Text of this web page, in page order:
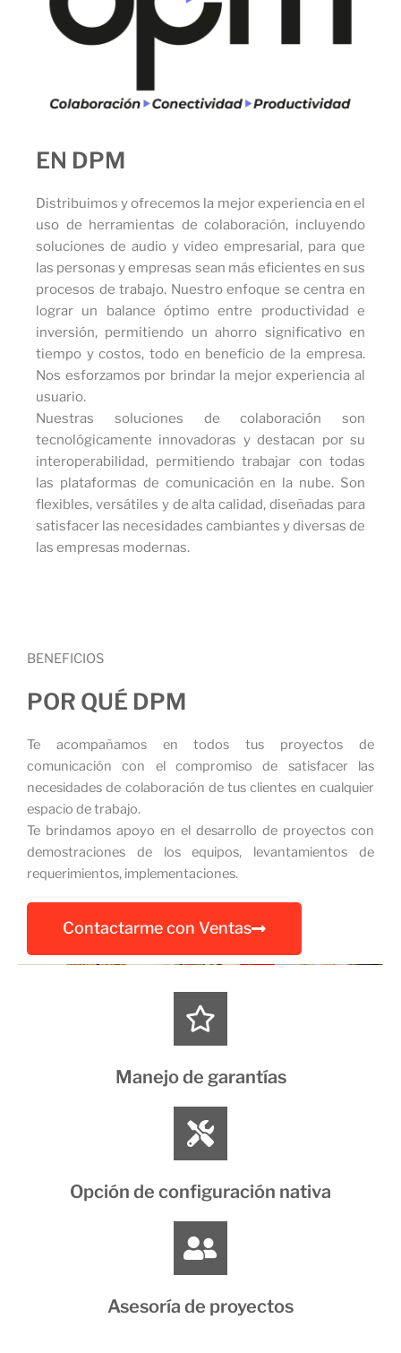
EN DPM
Distribuimos y ofrecemos la mejor experiencia en el
uso de herramientas de colaboración, incluyendo
soluciones de audio y video empresarial, para que
las personas y empresas sean más eficientes en sus
procesos de trabajo. Nuestro enfoque se centra en
lograr un balance óptimo entre productividad e
inversión, permitiendo un ahorro significativo en
tiempo y costos, todo en beneficio de la empresa.
Nos esforzamos por brindar la mejor experiencia al
usuario.
Nuestras soluciones de colaboración son
tecnológicamente innovadoras y destacan por su
interoperabilidad, permitiendo trabajar con todas
las plataformas de comunicación en la nube. Son
flexibles, versátiles y de alta calidad, diseñadas para
satisfacer las necesidades cambiantes y diversas de
las empresas modernas.
BENEFICIOS
POR QUÉ DPM
Te acompañamos en todos tus proyectos de
comunicación con el compromiso de satisfacer las
necesidades de colaboración de tus clientes en cualquier
espacio de trabajo.
Te brindamos apoyo en el desarrollo de proyectos con
demostraciones de los equipos, levantamientos de
requerimientos, implementaciones.
Contactarme con Ventas
Manejo de garantías
Opción de configuración nativa
Asesoría de proyectos